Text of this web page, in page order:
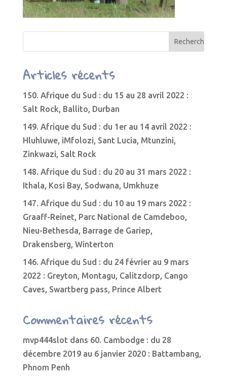
Articles récents
150. Afrique du Sud : du 15 au 28 avril 2022 :
Salt Rock, Ballito, Durban
149. Afrique du Sud : du 1er au 14 avril 2022 :
Hluhluwe, iMfolozi, Sant Lucia, Mtunzini,
Zinkwazi, Salt Rock
148. Afrique du Sud : du 20 au 31 mars 2022 :
Ithala, Kosi Bay, Sodwana, Umkhuze
147. Afrique du Sud : du 10 au 19 mars 2022 :
Graaff-Reinet, Parc National de Camdeboo,
Nieu-Bethesda, Barrage de Gariep,
Drakensberg, Winterton
146. Afrique du Sud : du 24 février au 9 mars
2022 : Greyton, Montagu, Calitzdorp, Cango
Caves, Swartberg pass, Prince Albert
Commentaires récents
mvp444slot dans 60. Cambodge : du 28
décembre 2019 au 6 janvier 2020 : Battambang,
Phnom Penh